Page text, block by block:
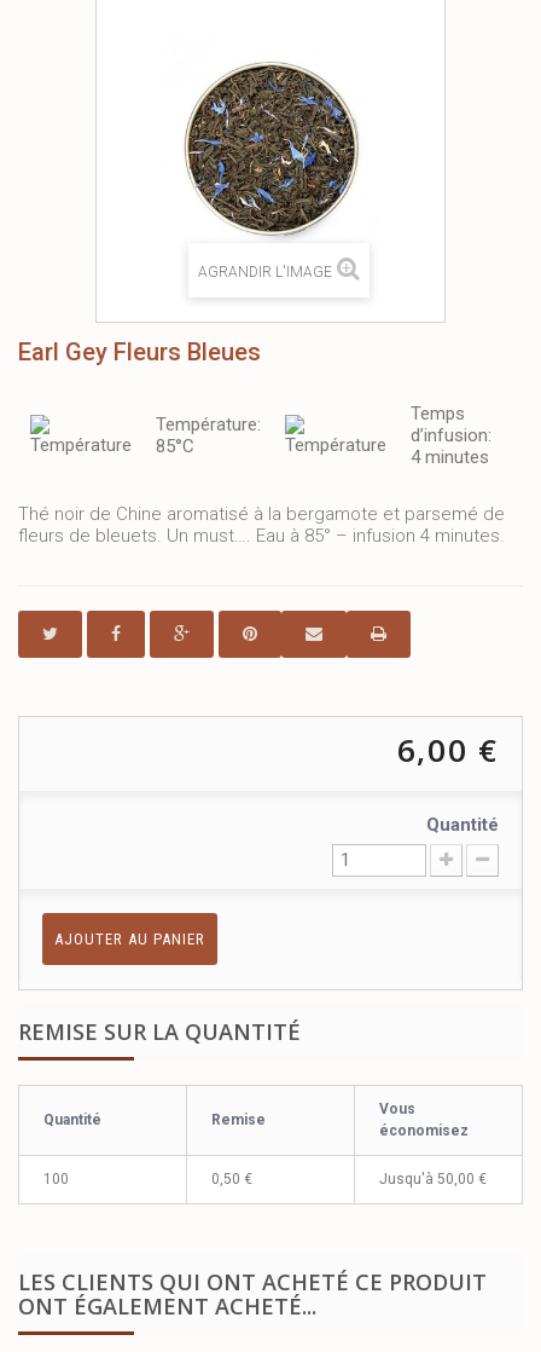
AGRANDIR L'IMAGE
Earl Gey Fleurs Bleues
Température:
85°C
Temps
d’infusion:
4 minutes
Thé noir de Chine aromatisé à la bergamote et parsemé de
fleurs de bleuets. Un must…. Eau à 85° – infusion 4 minutes.
6,00 €
Quantité
AJOUTER AU PANIER
REMISE SUR LA QUANTITÉ
Quantité Remise
Vous
économisez
100 0,50 € Jusqu'à 50,00 €
LES CLIENTS QUI ONT ACHETÉ CE PRODUIT
ONT ÉGALEMENT ACHETÉ...